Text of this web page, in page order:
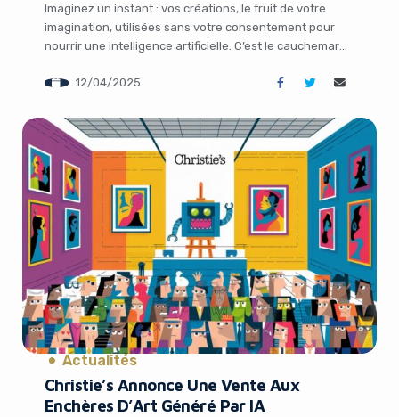
Imaginez un instant : vos créations, le fruit de votre
imagination, utilisées sans votre consentement pour
nourrir une intelligence artificielle. C’est le cauchemar
la tech. Dans une affaire qui secoue le monde de la
accusé d’avoir exploité […]
12/04/2025
Actualités
Christie’s Annonce Une Vente Aux
Enchères D’Art Généré Par IA